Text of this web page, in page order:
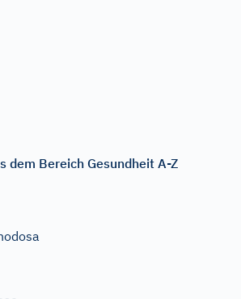
dem Bereich Gesundheit A-Z